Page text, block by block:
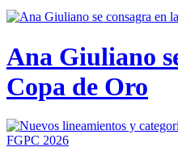
Ana Giuliano
Copa de Oro